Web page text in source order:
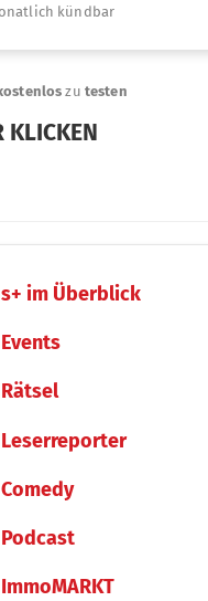
s+ im Überblick
Events
Rätsel
Leserreporter
Comedy
Podcast
ImmoMARKT